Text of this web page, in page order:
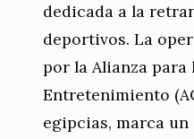
dedicada a la
deportivos. La
por la Alianza para
Entretenimiento
egipcias, marca un